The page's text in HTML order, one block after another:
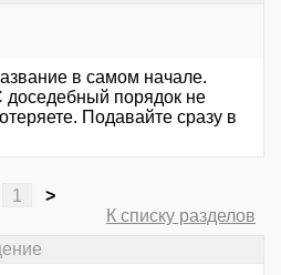
в самом начале.
порядок не
Подавайте сразу в
1
>
К списку разделов